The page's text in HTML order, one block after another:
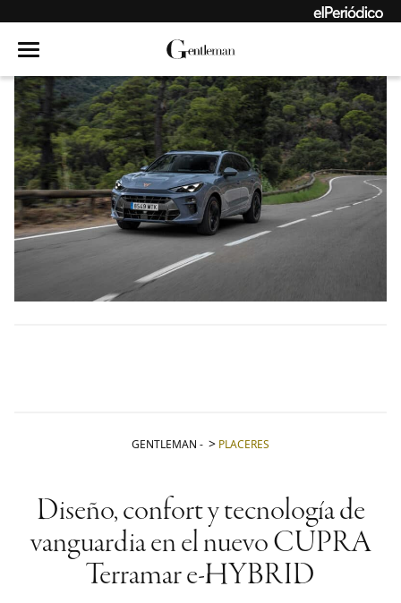
GENTLEMAN - PLACERES
Diseño, confort y tecnología de
vanguardia en el nuevo CUPRA
Terramar e-HYBRID